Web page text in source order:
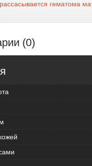
гематома
(0)